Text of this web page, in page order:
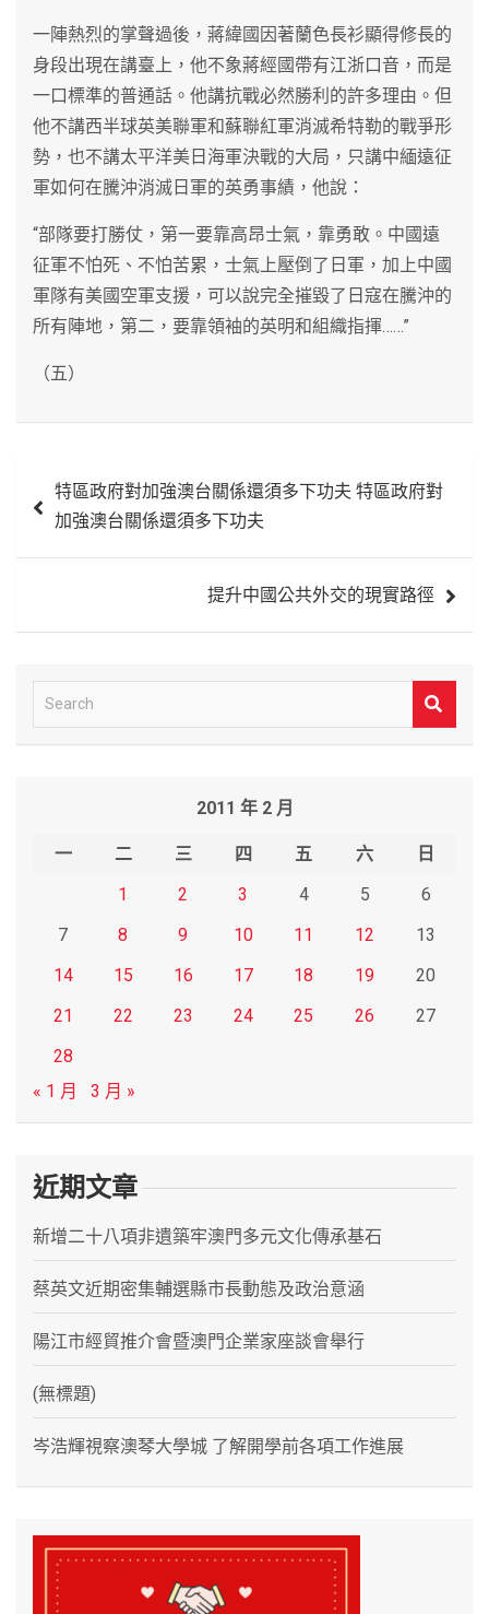
一陣熱烈的掌聲過後，蔣緯國因著蘭色長衫顯得修長的
身段出現在講臺上，他不象蔣經國帶有江浙口音，而是
一口標準的普通話。他講抗戰必然勝利的許多理由。但
他不講西半球英美聯軍和蘇聯紅軍消滅希特勒的戰爭形
勢，也不講太平洋美日海軍決戰的大局，只講中緬遠征
軍如何在騰沖消滅日軍的英勇事績，他說：
“部隊要打勝仗，第一要靠高昂士氣，靠勇敢。中國遠
征軍不怕死、不怕苦累，士氣上壓倒了日軍，加上中國
軍隊有美國空軍支援，可以說完全摧毀了日寇在騰沖的
所有陣地，第二，要靠領袖的英明和組織指揮……”
（五）
章 特區政府對加強澳台關係還須多下功夫 特區政府對
加強澳台關係還須多下功夫
提升中國公共外交的現實路徑
e
2011 年 2 月
一 二 三 四 五 六
日
1
2 3 4 5
6
7
8 9 10 11 12
13
14
15 16 17 18 19
20
21
22 23 24 25 26
27
28
« 1 月
3 月 »
近期文章
新增二十八項非遺築牢澳門多元文化傳承基石
蔡英文近期密集輔選縣市長動態及政治意涵
陽江市經貿推介會暨澳門企業家座談會舉行
(無標題)
岑浩輝視察澳琴大學城 了解開學前各項工作進展